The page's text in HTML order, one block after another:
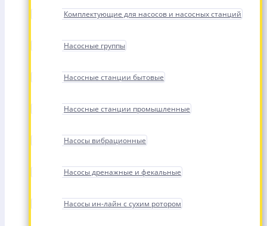
Комплектующие для насосов и насосных станций
Насосные группы
Насосные станции бытовые
Насосные станции промышленные
Насосы вибрационные
Насосы дренажные и фекальные
Насосы ин-лайн с сухим ротором